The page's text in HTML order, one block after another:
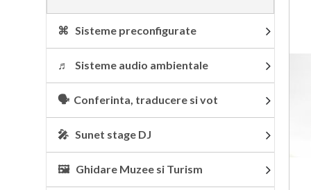
⌘ Sisteme preconfigurate
♬ Sisteme audio ambientale
🗣 Conferinta, traducere si vot
🎤 Sunet stage DJ
🖼 Ghidare Muzee si Turism